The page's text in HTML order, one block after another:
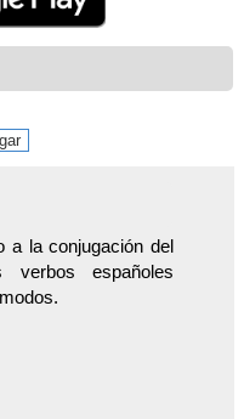
a la conjugación del
verbos españoles